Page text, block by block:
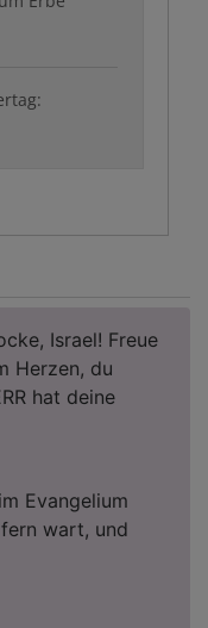
Israel! Freue
Herzen, du
hat deine
Evangelium
wart, und